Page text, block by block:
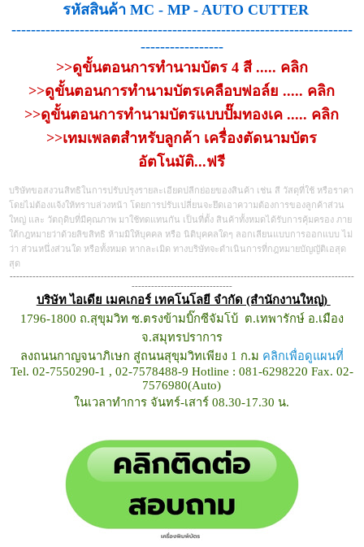
รหัสสินค้า MC - MP - AUTO CUTTER
----------------------------------------------------------------------
-----------------
>>ดูขั้นตอนการทำนามบัตร 4 สี ..... คลิก
>>ดูขั้นตอนการทำนามบัตรเคลือบฟอล์ย ..... คลิก
>>ดูขั้นตอนการทำนามบัตรแบบปั๊มทองเค ..... คลิก
>>เทมเพลตสำหรับลูกค้า เครื่องตัดนามบัตร
อัตโนมัติ...ฟรี
บริษัทขอสงวนสิทธิในการปรับปรุงรายละเอียดปลีกย่อยของสินค้า เช่น สี วัสดุที่ใช้ หรือราคา
โดยไม่ต้องแจ้งให้ทราบล่วงหน้า โดยการปรับเปลี่ยนจะยึดเอาความต้องการของลูกค้าส่วน
ใหญ่ และ วัตถุดิบที่มีคุณภาพ มาใช้ทดแทนกัน เป็นที่ตั้ง สินค้าทั้งหมดได้รับการคุ้มครอง ภาย
ใต้กฎหมายว่าด้วยลิขสิทธิ ห้ามมิให้บุคคล หรือ นิติบุคคลใดๆ ลอกเลียนแบบการออกแบบ ไม่
ว่า ส่วนหนึ่งส่วนใด หรือทั้งหมด หากละเมิด ทางบริษัทจะดำเนินการที่กฎหมายบัญญัติเอสุด
สุด
----------------------------------------------------------------------------------------------------------
-------------------------------
บริษัท ไอเดีย เมคเกอร์ เทคโนโลยี จำกัด (สำนักงานใหญ่)
1796-1800 ถ.สุขุมวิท ซ.ตรงข้ามบิ๊กซีจัมโบ้ ต.เทพารักษ์ อ.เมือง
จ.สมุทรปราการ
ลงถนนกาญจนาภิเษก สู่ถนนสุขุมวิทเพียง 1 ก.ม คลิกเพื่อดูแผนที่
Tel. 02-7550290-1 , 02-7578488-9 Hotline : 081-6298220 Fax. 02-
7576980(Auto)
ในเวลาทำการ จันทร์-เสาร์ 08.30-17.30 น.